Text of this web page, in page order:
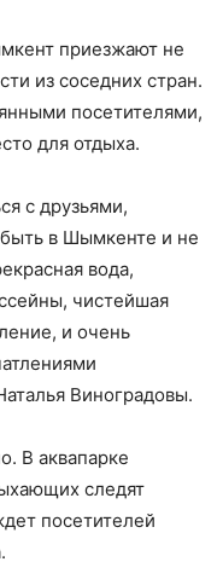
приезжают не
из соседних стран.
посетителями,
для отдыха.
с друзьями,
в Шымкенте и не
вода,
чистейшая
и очень
Виноградовы.
В аквапарке
следят
посетителей